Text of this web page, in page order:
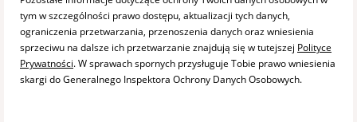
tym w szczególności prawo dostępu, aktualizacji tych danych,
ograniczenia przetwarzania, przenoszenia danych oraz wniesienia
sprzeciwu na dalsze ich przetwarzanie znajdują się w tutejszej Polityce
Prywatności. W sprawach spornych przysługuje Tobie prawo wniesienia
skargi do Generalnego Inspektora Ochrony Danych Osobowych.